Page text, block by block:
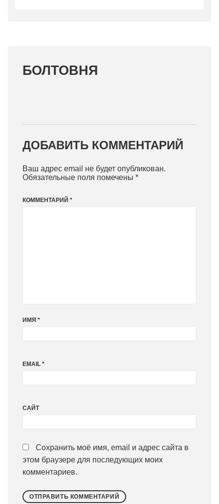
БОЛТОВНЯ
ДОБАВИТЬ КОММЕНТАРИЙ
Ваш адрес email не будет опубликован.
Обязательные поля помечены *
КОММЕНТАРИЙ *
ИМЯ *
EMAIL *
САЙТ
Сохранить моё имя, email и адрес сайта в
этом браузере для последующих моих
комментариев.